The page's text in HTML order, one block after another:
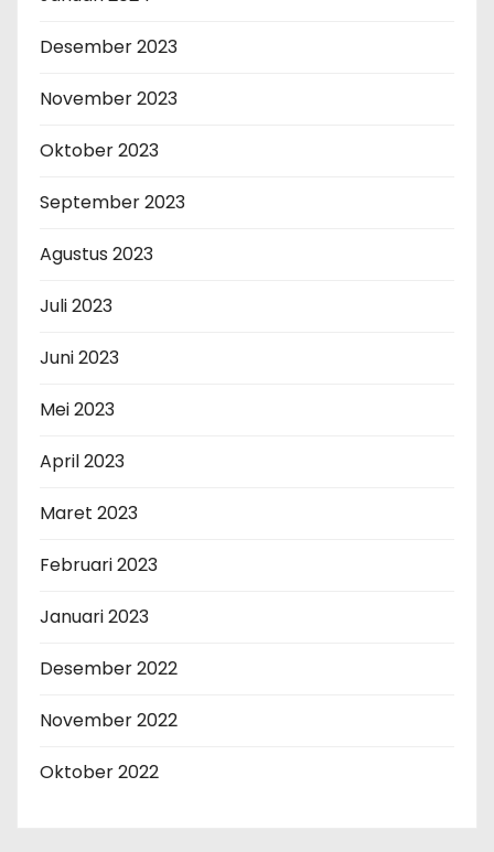
Desember 2023
November 2023
Oktober 2023
September 2023
Agustus 2023
Juli 2023
Juni 2023
Mei 2023
April 2023
Maret 2023
Februari 2023
Januari 2023
Desember 2022
November 2022
Oktober 2022